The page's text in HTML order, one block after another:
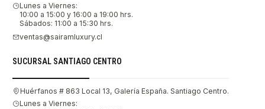
Lunes a Viernes:
10:00 a 15:00 y 16:00 a 19:00 hrs.
Sábados: 11:00 a 15:30 hrs.
ventas@sairamluxury.cl
SUCURSAL SANTIAGO CENTRO
Huérfanos # 863 Local 13, Galería España. Santiago Centro.
Lunes a Viernes: